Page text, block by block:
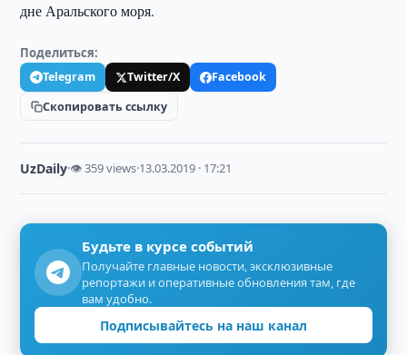
дне Аральского моря.
Поделиться:
Telegram Twitter/X
Facebook
Скопировать ссылку
UzDaily·👁 359 views·13.03.2019 · 17:21
Будьте в курсе событий
Получайте главные новости, эксклюзивные
репортажи и оперативные обновления там, где
вам удобно.
Подписывайтесь на наш канал